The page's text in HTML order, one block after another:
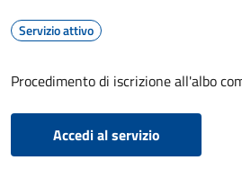
Servizio attivo
Procedimento di iscrizione all'albo
Accedi al servizio